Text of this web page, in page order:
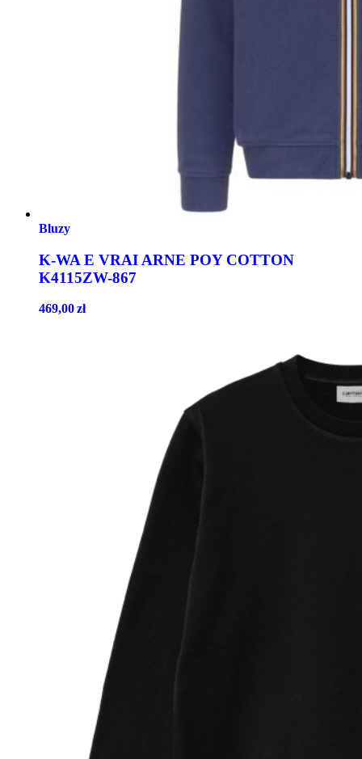
Bluzy
K-WA E VRAI ARNE POY COTTON
K4115ZW-867
469,00zł